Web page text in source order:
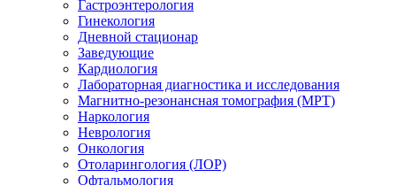
Гастроэнтерология
Гинекология
Дневной стационар
Заведующие
Кардиология
Лабораторная диагностика и исследования
Магнитно-резонансная томография (МРТ)
Наркология
Неврология
Онкология
Отоларингология (ЛОР)
Офтальмология